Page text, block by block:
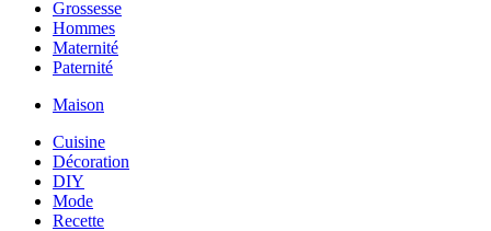
Grossesse
Hommes
Maternité
Paternité
Maison
Cuisine
Décoration
DIY
Mode
Recette